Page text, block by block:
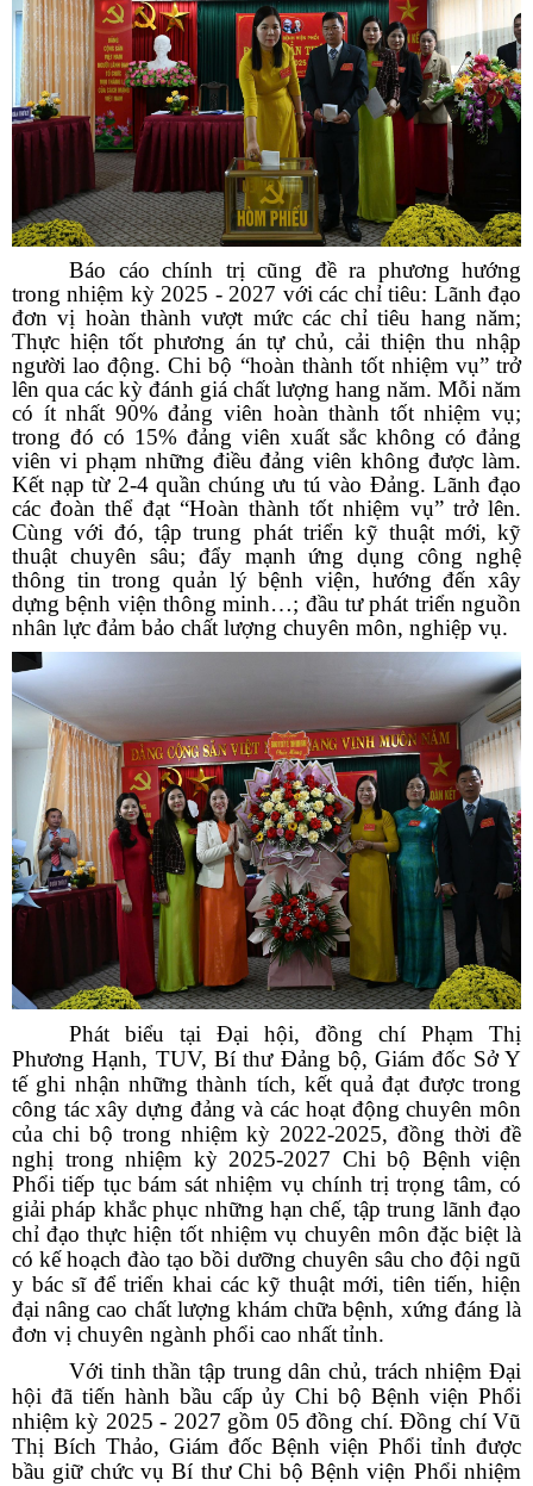
Báo cáo chính trị cũng đề ra phương hướng
trong nhiệm kỳ 2025 - 2027 với các chỉ tiêu: Lãnh đạo
đơn vị hoàn thành vượt mức các chỉ tiêu hang năm;
Thực hiện tốt phương án tự chủ, cải thiện thu nhập
người lao động. Chi bộ “hoàn thành tốt nhiệm vụ” trở
lên qua các kỳ đánh giá chất lượng hang năm. Mỗi năm
có ít nhất 90% đảng viên hoàn thành tốt nhiệm vụ;
trong đó có 15% đảng viên xuất sắc không có đảng
viên vi phạm những điều đảng viên không được làm.
Kết nạp từ 2-4 quần chúng ưu tú vào Đảng. Lãnh đạo
các đoàn thể đạt “Hoàn thành tốt nhiệm vụ” trở lên.
Cùng với đó, tập trung phát triển kỹ thuật mới, kỹ
thuật chuyên sâu; đẩy mạnh ứng dụng công nghệ
thông tin trong quản lý bệnh viện, hướng đến xây
dựng bệnh viện thông minh…; đầu tư phát triển nguồn
nhân lực đảm bảo chất lượng chuyên môn, nghiệp vụ.
Phát biểu tại Đại hội, đồng chí Phạm Thị
Phương Hạnh, TUV, Bí thư Đảng bộ, Giám đốc Sở Y
tế ghi nhận những thành tích, kết quả đạt được trong
công tác xây dựng đảng và các hoạt động chuyên môn
của chi bộ trong nhiệm kỳ 2022-2025, đồng thời đề
nghị trong nhiệm kỳ 2025-2027 Chi bộ Bệnh viện
Phổi tiếp tục bám sát nhiệm vụ chính trị trọng tâm, có
giải pháp khắc phục những hạn chế, tập trung lãnh đạo
chỉ đạo thực hiện tốt nhiệm vụ chuyên môn đặc biệt là
có kế hoạch đào tạo bồi dưỡng chuyên sâu cho đội ngũ
y bác sĩđể triển khai các kỹ thuật mới, tiên tiến, hiện
đại nâng cao chất lượng khám chữa bệnh, xứng đáng là
đơn vị chuyên ngành phổi cao nhất tỉnh.
Với tinh thần tập trung dân chủ, trách nhiệm Đại
hội đã tiến hành bầu cấp ủy Chi bộ Bệnh viện Phổi
nhiệm kỳ 2025 - 2027 gồm 05 đồng chí. Đồng chí Vũ
Thị Bích Thảo, Giám đốc Bệnh viện Phổi tỉnh được
bầu giữ chức vụ Bí thư Chi bộ Bệnh viện Phổi nhiệm